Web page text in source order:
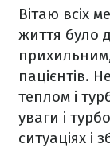
Вітаю всіх
життя було
пацієнтів.
теплом і
уваги і
ситуаціях